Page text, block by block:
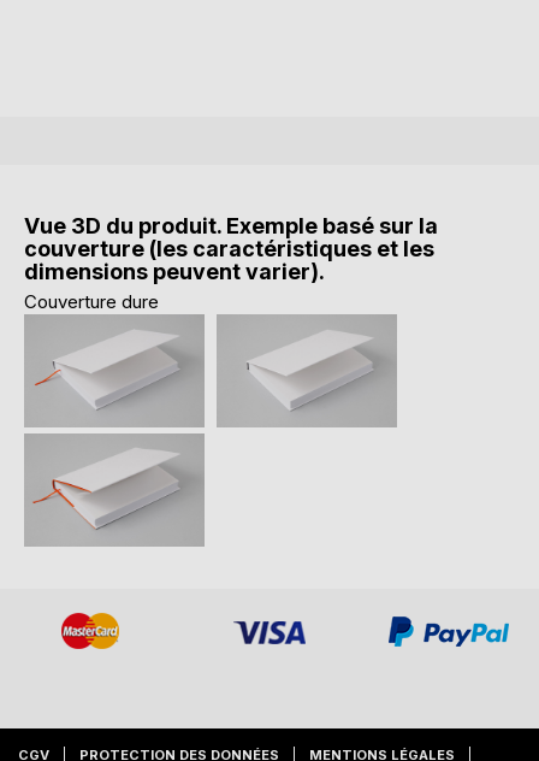
Vue 3D du produit. Exemple basé sur la
couverture (les caractéristiques et les
dimensions peuvent varier).
Couverture dure
CGV PROTECTION DES DONNÉES MENTIONS LÉGALES